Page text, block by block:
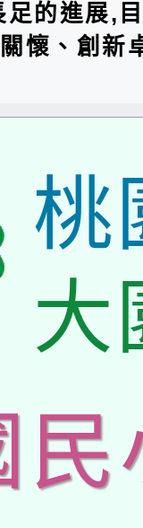
的進展,
懷、創新
桃
大
民